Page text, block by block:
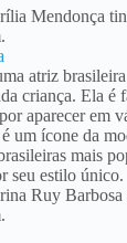
Mendonça
atriz
criança. Ela é
aparecer em
um ícone da
mais
seu estilo único.
Ruy